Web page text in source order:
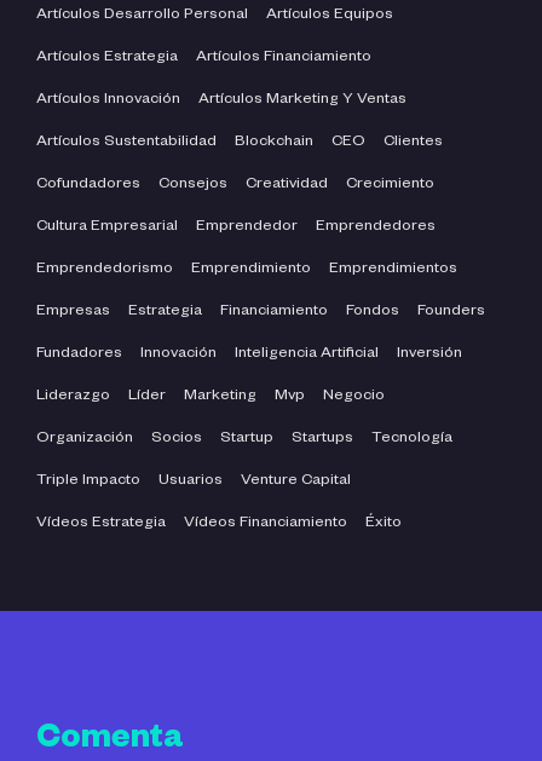
Artículos Desarrollo Personal Artículos Equipos
Artículos Estrategia Artículos Financiamiento
Artículos Innovación Artículos Marketing Y Ventas
Artículos Sustentabilidad Blockchain CEO Clientes
Cofundadores Consejos Creatividad Crecimiento
Cultura Empresarial Emprendedor Emprendedores
Emprendedorismo Emprendimiento Emprendimientos
Empresas Estrategia Financiamiento Fondos Founders
Fundadores Innovación Inteligencia Artificial Inversión
Liderazgo Líder Marketing Mvp Negocio
Organización Socios Startup Startups Tecnología
Triple Impacto Usuarios Venture Capital
Vídeos Estrategia Vídeos Financiamiento Éxito
Comenta